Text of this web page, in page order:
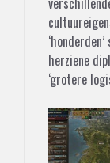
herziene
‘grotere